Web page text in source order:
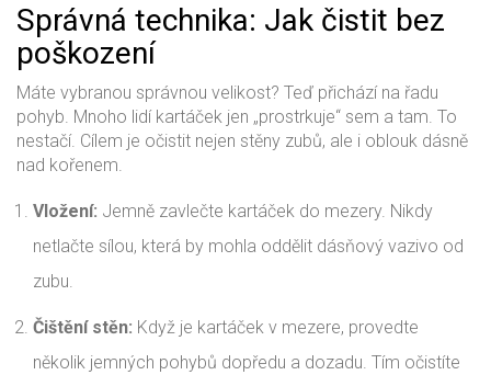
Správná technika: Jak čistit bez
poškození
Máte vybranou správnou velikost? Teď přichází na řadu
pohyb. Mnoho lidí kartáček jen „prostrkuje“ sem a tam. To
nestačí. Cílem je očistit nejen stěny zubů, ale i oblouk dásně
nad kořenem.
Vložení: Jemně zavlečte kartáček do mezery. Nikdy
netlačte sílou, která by mohla oddělit dásňový vazivo od
zubu.
Čištění stěn: Když je kartáček v mezere, provedte
několik jemných pohybů dopředu a dozadu. Tím očistíte